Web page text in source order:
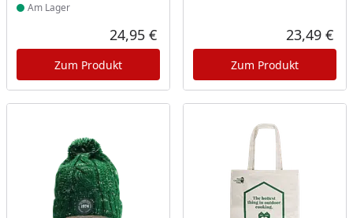
Am Lager
Aktueller Preis
24,95 €
Zum Produkt
23,49 €
Zum Produkt